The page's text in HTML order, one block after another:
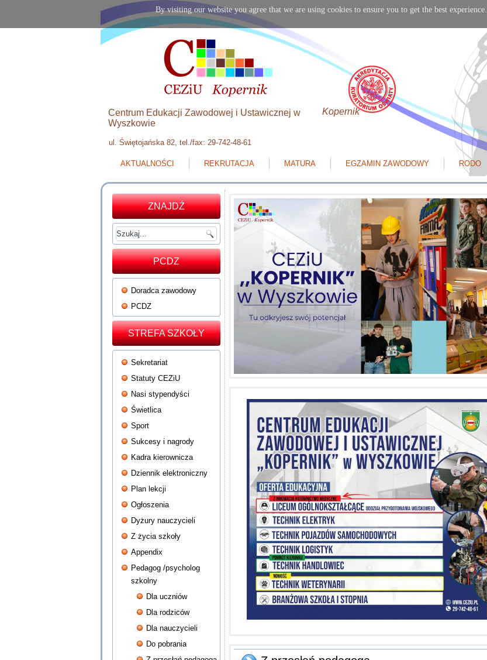
ul. Świętojańska 82, tel./fax: 29-742-48-61
Centrum Edukacji Zawodowej i Ustawicznej w
Wyszkowie
Kopernik
AKTUALNOŚCI REKRUTACJA MATURA EGZAMIN ZAWODOWY RODO
ZNAJDŹ
PCDZ
Doradca zawodowy
PCDZ
STREFA SZKOŁY
Sekretariat
Statuty CEZiU
Nasi stypendyści
Świetlica
Sport
Sukcesy i nagrody
Kadra kierownicza
Dziennik elektroniczny
Plan lekcji
Ogłoszenia
Dyżury nauczycieli
Z życia szkoły
Appendix
Pedagog /psycholog
szkolny
Dla uczniów
Dla rodziców
Dla nauczycieli
Do pobrania
By visiting our website you agree that we are using cookies to ensure you to get the best experience.